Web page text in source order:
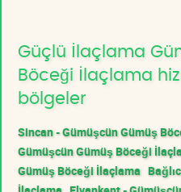
Güçlü İlaçlama
Böceği İlaçlama
bölgeler
Sincan - Gümüşcün Gümüş
Gümüşcün Gümüş Böceği
Gümüş Böceği İlaçlama